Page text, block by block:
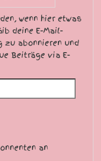
wenn hier etwas
deine E-Mail-
zu abonnieren und
Beiträge via E-
an